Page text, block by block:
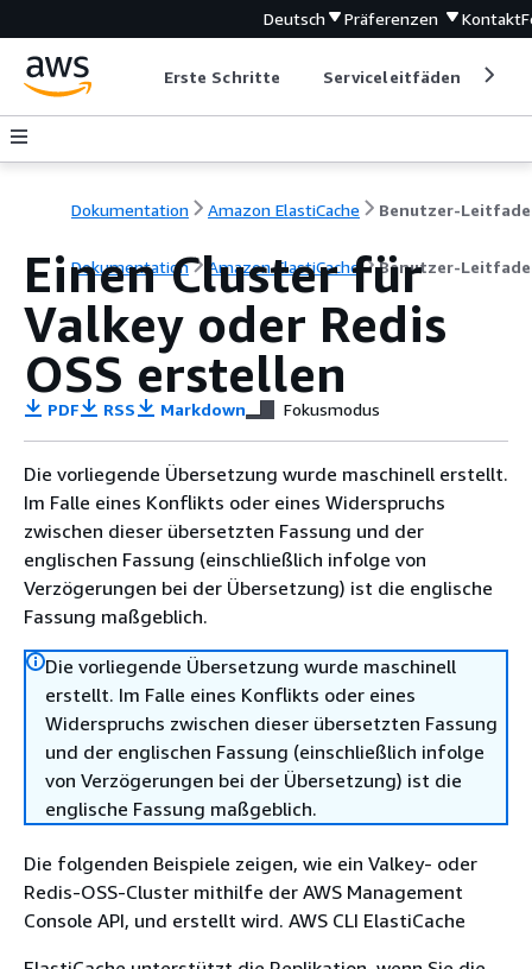
Deutsch Präferenzen Kontakt
Erste Schritte Serviceleitfäden
Dokumentation Amazon ElastiCache Benutzer-
Dokumentation Amazon ElastiCache Benutzer-
Einen Cluster für
Valkey oder Redis
OSS erstellen
PDF RSS Markdown Fokusmodus
Die vorliegende Übersetzung wurde maschinell erstellt.
Im Falle eines Konflikts oder eines Widerspruchs
zwischen dieser übersetzten Fassung und der
englischen Fassung (einschließlich infolge von
Verzögerungen bei der Übersetzung) ist die englische
Fassung maßgeblich.
Die vorliegende Übersetzung wurde maschinell
erstellt. Im Falle eines Konflikts oder eines
Widerspruchs zwischen dieser übersetzten Fassung
und der englischen Fassung (einschließlich infolge
von Verzögerungen bei der Übersetzung) ist die
englische Fassung maßgeblich.
Die folgenden Beispiele zeigen, wie ein Valkey- oder
Redis-OSS-Cluster mithilfe der AWS Management
Console API, und erstellt wird. AWS CLI ElastiCache